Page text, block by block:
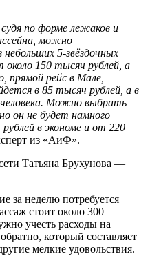
по форме лежаков и
можно
5-звёздочных
150 тысяч рублей, а
прямой рейс в Мале,
в 85 тысяч рублей, а в
Можно выбрать
он не будет намного
в экономе и от 220
из «АиФ».
Татьяна Брухунова —
за неделю потребуется
стоит около 300
учесть расходы на
который составляет
мелкие удовольствия.